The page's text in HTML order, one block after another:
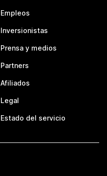
Empleos
Inversionistas
Prensa y medios
Partners
Afiliados
Legal
Estado del servicio